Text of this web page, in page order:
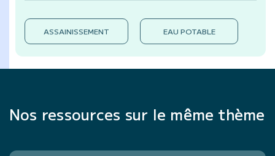
ASSAINISSEMENT EAU POTABLE
Nos ressources sur le même thème